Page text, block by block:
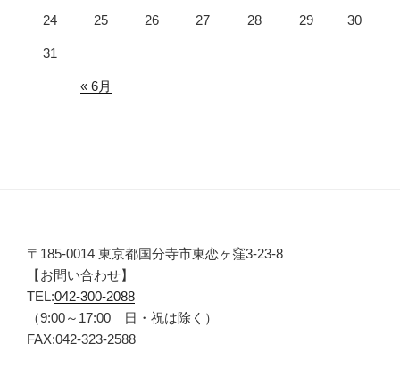
24 25 26 27 28 29 30
31
« 6月
〒185-0014 東京都国分寺市東恋ヶ窪3-23-8
【お問い合わせ】
TEL:042-300-2088
（9:00～17:00 日・祝は除く）
FAX:042-323-2588